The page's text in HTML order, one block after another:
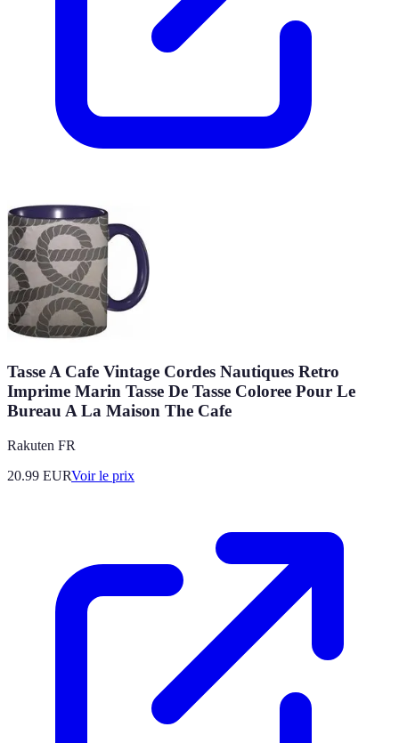
Tasse A Cafe Vintage Cordes Nautiques Retro
Imprime Marin Tasse De Tasse Coloree Pour Le
Bureau A La Maison The Cafe
Rakuten FR
20.99 EURVoir le prix